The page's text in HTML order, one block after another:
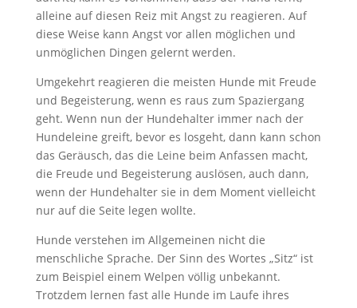
alleine auf diesen Reiz mit Angst zu reagieren. Auf
diese Weise kann Angst vor allen möglichen und
unmöglichen Dingen gelernt werden.
Umgekehrt reagieren die meisten Hunde mit Freude
und Begeisterung, wenn es raus zum Spaziergang
geht. Wenn nun der Hundehalter immer nach der
Hundeleine greift, bevor es losgeht, dann kann schon
das Geräusch, das die Leine beim Anfassen macht,
die Freude und Begeisterung auslösen, auch dann,
wenn der Hundehalter sie in dem Moment vielleicht
nur auf die Seite legen wollte.
Hunde verstehen im Allgemeinen nicht die
menschliche Sprache. Der Sinn des Wortes „Sitz“ ist
zum Beispiel einem Welpen völlig unbekannt.
Trotzdem lernen fast alle Hunde im Laufe ihres